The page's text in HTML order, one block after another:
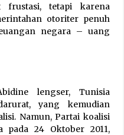
frustasi, tetapi karena
otoriter penuh
negara – uang
lengser, Tunisia
yang kemudian
Namun, Partai koalisi
pada 24 Oktober 2011,